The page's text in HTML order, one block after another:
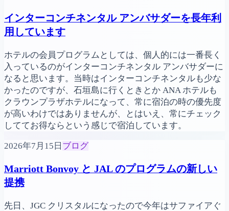
インターコンチネンタル アンバサダーを長年利
用しています
ホテルの会員プログラムとしては、個人的には一番長く
入っているのがインターコンチネンタル アンバサダーに
なると思います。当時はインターコンチネンタルも少な
かったのですが、石垣島に行くときとか ANA ホテルも
クラウンプラザホテルになって、常に宿泊の時の優先度
が高いわけではありませんが、とはいえ、常にチェック
しててお得ならという感じで宿泊しています。
2026年7月15日 ブログ
Marriott Bonvoy と JAL のプログラムの新しい
提携
先日、JGC クリスタルになったので今年はサファイアぐ